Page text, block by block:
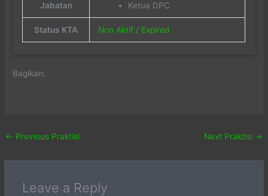
Jabatan Ketua DPC
Status KTA Non Aktif / Expired
Bagikan:
← Previous Praktisi Next Praktisi →
Leave a Reply